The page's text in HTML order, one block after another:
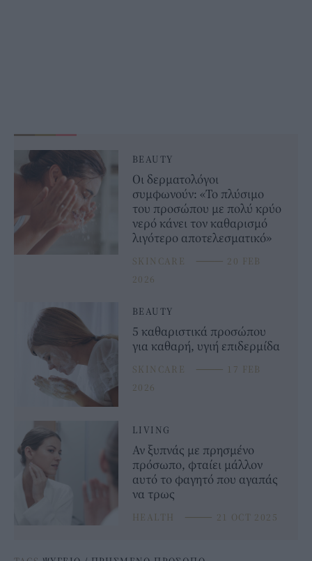
BEAUTY
Οι δερματολόγοι
συμφωνούν: «Το πλύσιμο
του προσώπου με πολύ κρύο
νερό κάνει τον καθαρισμό
λιγότερο αποτελεσματικό»
SKINCARE ⸻ 20 FEB
2026
BEAUTY
5 καθαριστικά προσώπου
για καθαρή, υγιή επιδερμίδα
SKINCARE ⸻ 17 FEB
2026
LIVING
Αν ξυπνάς με πρησμένο
πρόσωπο, φταίει μάλλον
αυτό το φαγητό που αγαπάς
να τρως
HEALTH ⸻ 21 OCT 2025